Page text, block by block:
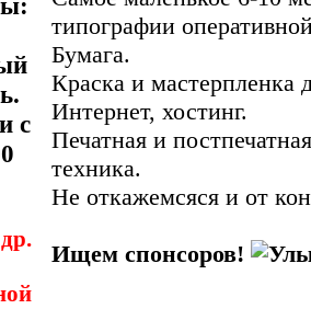
с
типографии
Бумага.
Краска и мастерпленка
Интернет, хостинг.
Печатная и
техника.
Не откажемсяся и от
Ищем спонсоров!